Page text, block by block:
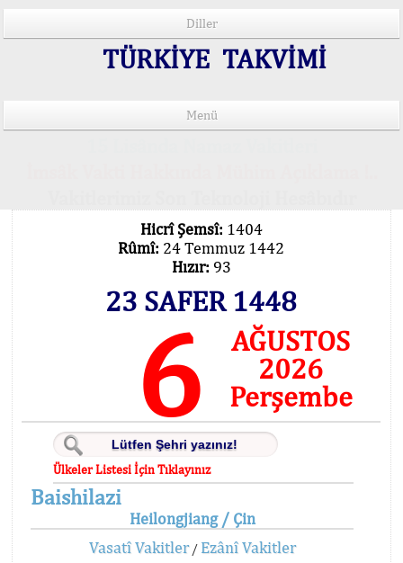
Diller
TÜRKİYE TAKVİMİ
Menü
Hicrî Şemsî: 1404
Rûmî: 24 Temmuz 1442
Hızır: 93
23 SAFER 1448
6
AĞUSTOS
2026
Perşembe
Ülkeler Listesi İçin Tıklayınız
Baishilazi
Heilongjiang / Çin
Vasatî Vakitler/ Ezânî Vakitler